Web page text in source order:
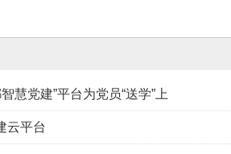
慧党建”平台为党员“送学”上
云平台